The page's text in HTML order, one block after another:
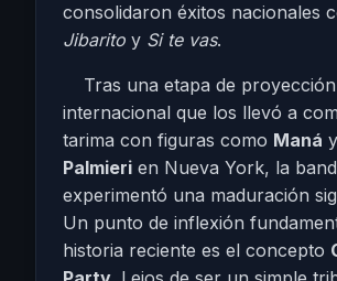
consolidaron éxitos nacionales
Jibarito y Si te vas.
Tras una etapa de proyección
internacional que los llevó a
tarima con figuras como Maná y
Palmieri en Nueva York, la
experimentó una maduración
Un punto de inflexión
historia reciente es el concepto